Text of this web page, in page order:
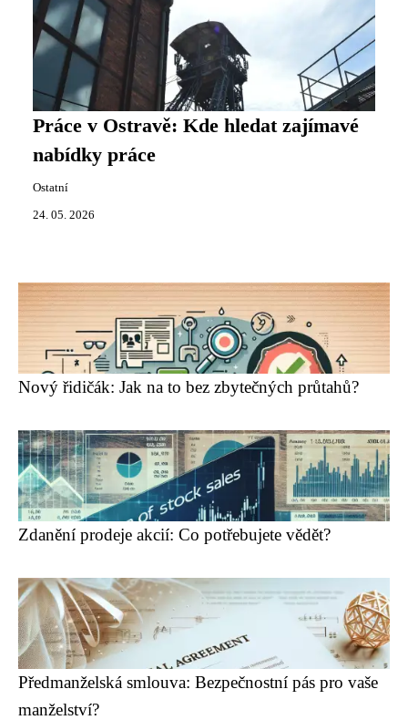
Práce v Ostravě: Kde hledat zajímavé
nabídky práce
Ostatní
24. 05. 2026
Nový řidičák: Jak na to bez zbytečných průtahů?
Zdanění prodeje akcií: Co potřebujete vědět?
Předmanželská smlouva: Bezpečnostní pás pro vaše
manželství?